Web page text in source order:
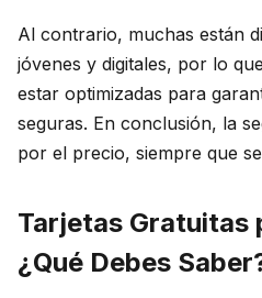
Al contrario, muchas están
jóvenes y digitales, por lo
estar optimizadas para
seguras. En conclusión, la
por el precio, siempre que
Tarjetas Gratuitas
¿Qué Debes